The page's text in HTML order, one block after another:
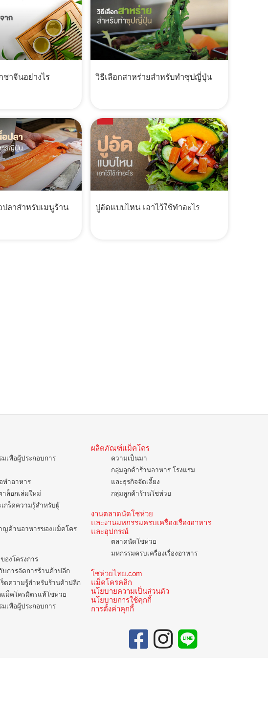
าจีนอย่างไร วิธีเลือกสาหร่ายสำหรับทำซุปญี่ปุ่น
ปลาสำหรับเมนูร้าน
ปูอัดแบบไหน เอาไว้ใช้ทำอะไร
มเพื่อผู้ประกอบการ
ทำอาหาร
ล็อกเล่มใหม่
กร็ดความรู้สำหรับผู้
ญด้านอาหารของแม็คโคร
องโครงการ
บการจัดการร้านค้าปลีก
ร็ดความรู้สำหรับร้านค้าปลีก
ม็คโครมิตรแท้โชห่วย
มเพื่อผู้ประกอบการ
ผลิตภัณฑ์แม็คโคร
ความเป็นมา
กลุ่มลูกค้าร้านอาหาร โรงแรม
และธุรกิจจัดเลี้ยง
กลุ่มลูกค้าร้านโชห่วย
งานตลาดนัดโชห่วย
และงานมหกรรมครบเครื่องเรื่องอาหาร
และอุปกรณ์
ตลาดนัดโชห่วย
มหกรรมครบเครื่องเรื่องอาหาร
โชห่วยไทย.com
แม็คโครคลิก
นโยบายความเป็นส่วนตัว
นโยบายการใช้คุกกี้
การตั้งค่าคุกกี้